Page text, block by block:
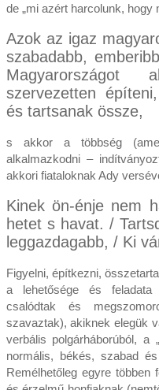
de „mi azért harcolunk, hogy
Azok az igaz
szabadabb,
Magyarországot
szervezetten
és tartsanak össze,
s akkor a többség
alkalmazkodni –
akkori fiataloknak Ady
Kinek ön-énje nem
hetet s havat. /
leggazdagabb, / Ki
Figyelni, építkezni,
a lehetősége és
csalódtak és
szavaztak), akiknek elegük
verbális polgárháborúból, a
normális, békés, szabad
Remélhetőleg egyre többen